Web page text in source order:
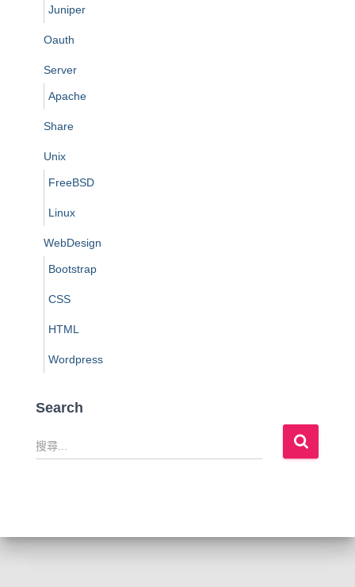
Juniper
Oauth
Server
Apache
Share
Unix
FreeBSD
Linux
WebDesign
Bootstrap
CSS
HTML
Wordpress
Search
搜
尋